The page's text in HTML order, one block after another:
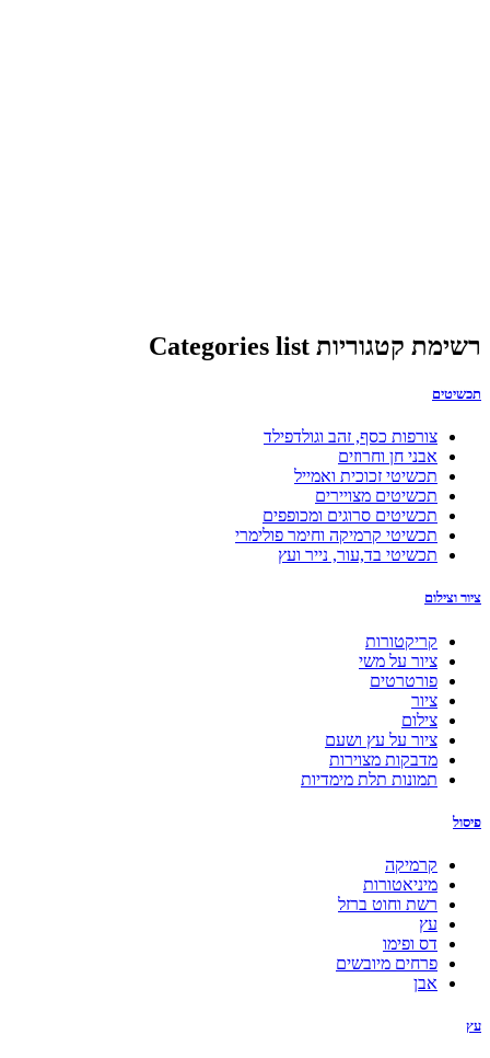
רשימת קטגוריות Categories list
תכשיטים
צורפות כסף, זהב וגולדפילד
אבני חן וחרוזים
תכשיטי זכוכית ואמייל
תכשיטים מצויירים
תכשיטים סרוגים ומכופפים
תכשיטי קרמיקה וחימר פולימרי
תכשיטי בד,עור, נייר ועץ
ציור וצילום
קריקטורות
ציור על משי
פורטרטים
ציור
צילום
ציור על עץ ושעם
מדבקות מצוירות
תמונות תלת מימדיות
פיסול
קרמיקה
מיניאטורות
רשת וחוט ברזל
עץ
דס ופימו
פרחים מיובשים
אבן
עץ